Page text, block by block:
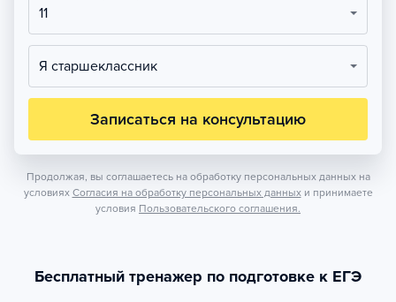
11
Я старшеклассник
Записаться на консультацию
Продолжая, вы соглашаетесь на обработку персональных данных на
условиях Согласия на обработку персональных данных и принимаете
условия Пользовательского соглашения.
Бесплатный тренажер по подготовке к ЕГЭ